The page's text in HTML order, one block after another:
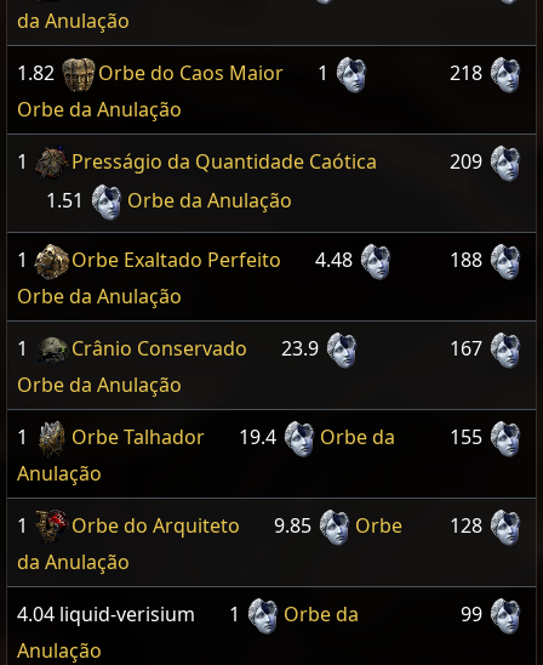
da Anulação
1.82 Orbe do Caos Maior
1
Orbe da Anulação
218
1
Presságio da Quantidade Caótica
1.51
Orbe da Anulação
209
1 Orbe Exaltado Perfeito
4.48
Orbe da Anulação
188
1 Crânio Conservado
23.9
Orbe da Anulação
167
1 Orbe Talhador 19.4
Orbe da
Anulação
155
1 Orbe do Arquiteto 9.85
Orbe
da Anulação
128
4.04 liquid-verisium 1
Orbe da
Anulação
99